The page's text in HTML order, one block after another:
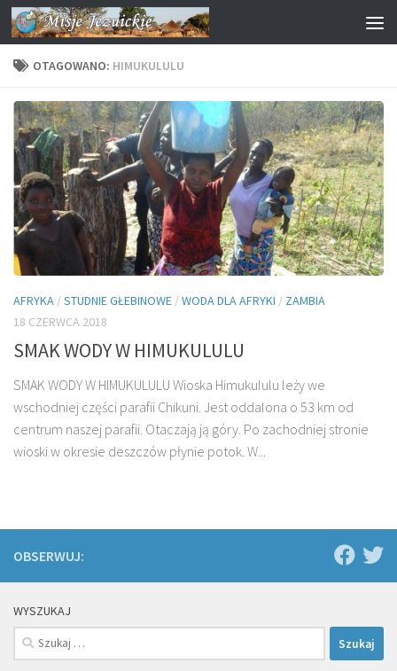
Przejdź do treści
OTAGOWANO: HIMUKULULU
AFRYKA /STUDNIE GŁEBINOWE /WODA DLA AFRYKI / ZAMBIA
18 CZERWCA 2018
SMAK WODY W HIMUKULULU
SMAK WODY W HIMUKULULU Wioska Himukululu leży we
wschodniej części parafii Chikuni. Jest oddalona o 53 km od
centrum naszej parafii. Otaczają ją góry. Po zachodniej stronie
wioski w okresie deszczów płynie potok. W...
OBSERWUJ:
WYSZUKAJ
Szukaj: